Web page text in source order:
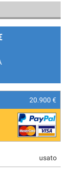
20.900 €
usato